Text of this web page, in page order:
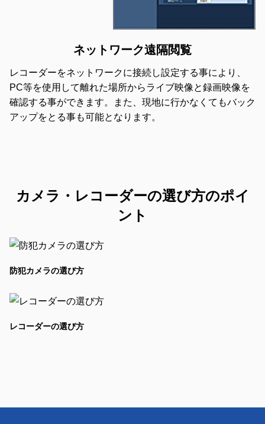
ネットワーク遠隔閲覧
レコーダーをネットワークに接続し設定する事により、
PC等を使用して離れた場所からライブ映像と録画映像を
確認する事ができます。また、現地に行かなくてもバック
アップをとる事も可能となります。
カメラ・レコーダーの選び方のポイ
ント
防犯カメラの選び方
レコーダーの選び方